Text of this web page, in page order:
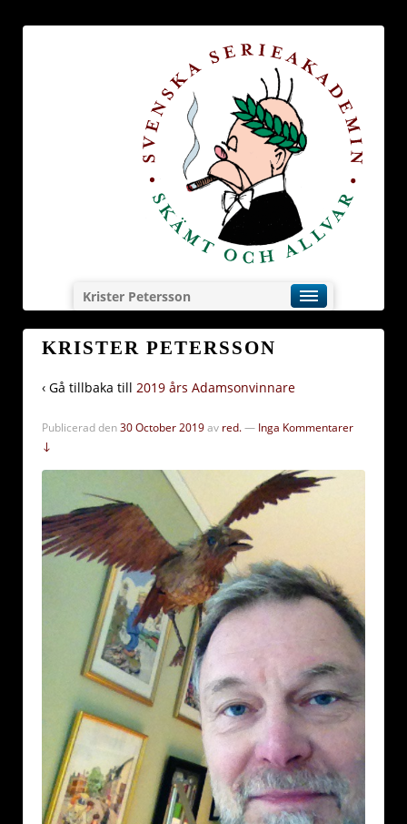
Krister Petersson
KRISTER PETERSSON
‹ Gå tillbaka till 2019 års Adamsonvinnare
Publicerad den30 October 2019av red.— Inga Kommentarer
↓